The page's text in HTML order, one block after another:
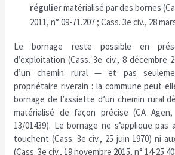
réguliermatérialisé par des bornes
2011, n° 09-71.207 ; Cass. 3e civ., 28
Le bornage reste possible en
d’exploitation (Cass. 3e civ., 8 décembre
d’un chemin rural — et pas
propriétaire riverain : la commune peut
bornage de l’assiette d’un chemin rural
matérialisé de façon précise (CA
13/01439). Le bornage ne s’applique
touchent (Cass. 3e civ., 25 juin 1970) ni
(Cass. 3e civ., 19 novembre 2015, n° 14-